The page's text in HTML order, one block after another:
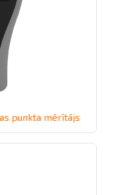
punkta mērītājs